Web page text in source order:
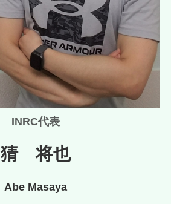
INRC代表
猜 将也
Abe Masaya